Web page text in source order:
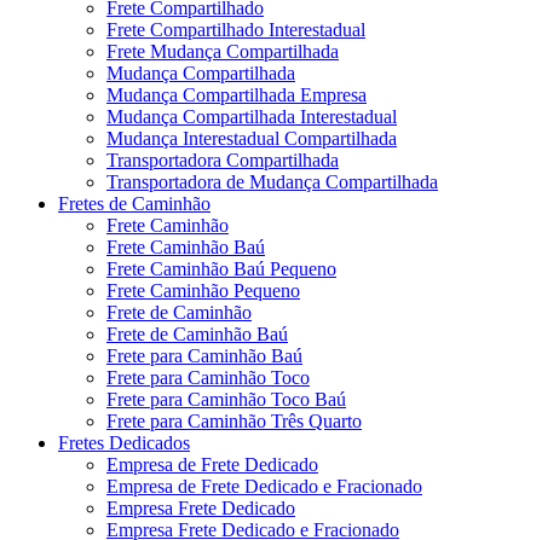
Frete Compartilhado
Frete Compartilhado Interestadual
Frete Mudança Compartilhada
Mudança Compartilhada
Mudança Compartilhada Empresa
Mudança Compartilhada Interestadual
Mudança Interestadual Compartilhada
Transportadora Compartilhada
Transportadora de Mudança Compartilhada
Fretes de Caminhão
Frete Caminhão
Frete Caminhão Baú
Frete Caminhão Baú Pequeno
Frete Caminhão Pequeno
Frete de Caminhão
Frete de Caminhão Baú
Frete para Caminhão Baú
Frete para Caminhão Toco
Frete para Caminhão Toco Baú
Frete para Caminhão Três Quarto
Fretes Dedicados
Empresa de Frete Dedicado
Empresa de Frete Dedicado e Fracionado
Empresa Frete Dedicado
Empresa Frete Dedicado e Fracionado